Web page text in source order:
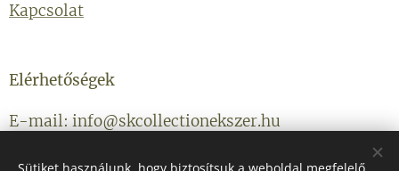
Kapcsolat
Elérhetőségek
E-mail: info@skcollectionekszer.hu